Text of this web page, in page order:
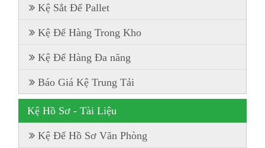
Kệ Sắt Để Pallet
Kệ Để Hàng Trong Kho
Kệ Để Hàng Đa năng
Báo Giá Kệ Trung Tải
Kệ Hồ Sơ - Tài Liệu
Kệ Để Hồ Sơ Văn Phòng